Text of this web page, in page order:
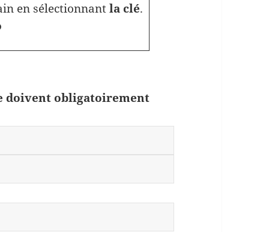
en sélectionnantla clé.
doivent obligatoirement